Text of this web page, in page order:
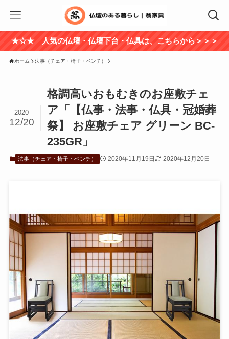
★☆★ 人気の仏壇・仏壇下台・仏具は、こちらから＞＞＞
ホーム 法事（チェア・椅子・ベンチ）
格調高いおもむきのお座敷チェ
ア「【仏事・法事・仏具・冠婚葬
祭】 お座敷チェア グリーン BC-
235GR」
2020
12/20
法事（チェア・椅子・ベンチ） 2020年11月19日 2020年12月20日